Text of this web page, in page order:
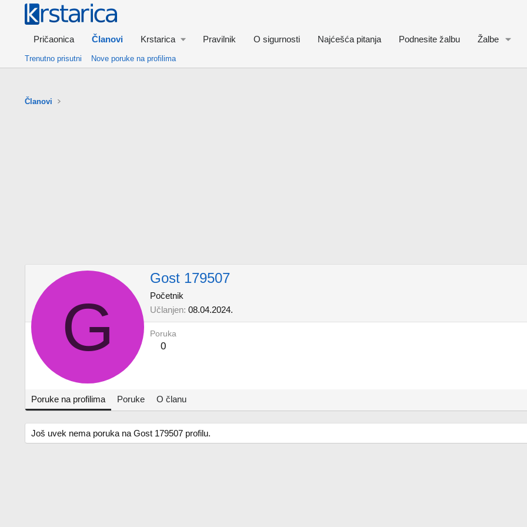
Pričaonica Članovi Krstarica Pravilnik O sigurnosti Najćešća pitanja Podnesite žalbu Žalbe
Trenutno prisutni Nove poruke na profilima
Članovi
G
Gost 179507
Početnik
Učlanjen 08.04.2024.
Poruka
0
Poruke na profilima Poruke O članu
Još uvek nema poruka na Gost 179507 profilu.